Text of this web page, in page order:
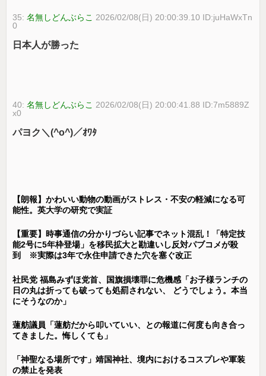
35:名無しどんぶらこ 2026/02/08(日) 20:00:39.10 ID:juHaWxTn
0
日本人が勝った
40:名無しどんぶらこ 2026/02/08(日) 20:00:41.88 ID:7m5889Z
x0
パヨク＼(^o^)／ｵﾜﾀ
【朗報】かわいい動物の動画がストレス・不安の軽減になる可
能性。英大学の研究で実証
【重要】時事通信の分かりづらい記事でネット混乱！「特定技
能2号に5年枠登場」を移民拡大と勘違いし反対パブコメが殺
到 ※実際は3年で永住申請できた穴を塞ぐ改正
社民党 福島みずほ党首、国旗損壊罪に危機感「お子様ランチの
日の丸は折っても破っても処罰されない、 どうでしょう。本当
にそうなのか」
蓮舫議員「蓮舫だから叩いていい、との報道に何度も向き合っ
てきました。悔しくても」
「神聖なる場所です」靖国神社、境内におけるコスプレや軍装
の禁止を発表